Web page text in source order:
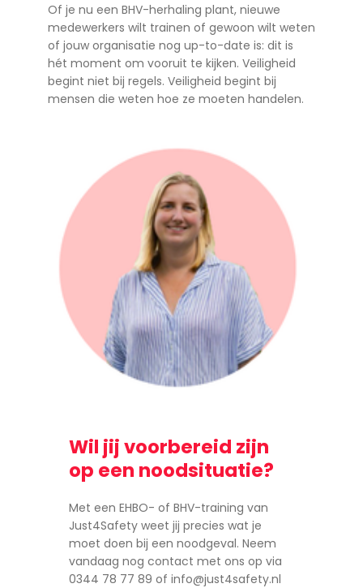
Of je nu een BHV-herhaling plant, nieuwe
medewerkers wilt trainen of gewoon wilt weten
of jouw organisatie nog up-to-date is: dit is
hét moment om vooruit te kijken. Veiligheid
begint niet bij regels. Veiligheid begint bij
mensen die weten hoe ze moeten handelen.
Wil jij voorbereid zijn
op een noodsituatie?
Met een EHBO- of BHV-training van
Just4Safety weet jij precies wat je
moet doen bij een noodgeval. Neem
vandaag nog contact met ons op via
0344 78 77 89 ofinfo@just4safety.nl